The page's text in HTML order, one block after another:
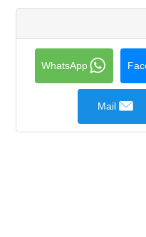
WhatsApp
Mail